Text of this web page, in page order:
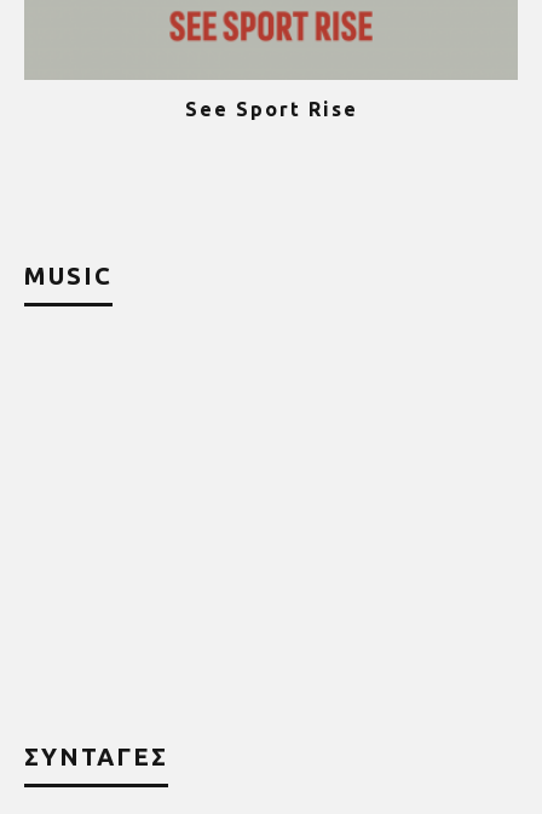
See Sport Rise
MUSIC
ΣΥΝΤΑΓΕΣ